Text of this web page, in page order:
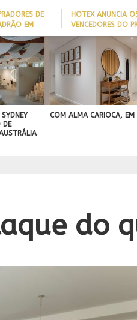
DE
EM
REVELA
MILIONÁRIO
HOTEX ANUNCIA
VENCEDORES DO
MAIORES NOMES
HOTELARIA 2026
DE
COM ALMA CARIOCA, EM
do